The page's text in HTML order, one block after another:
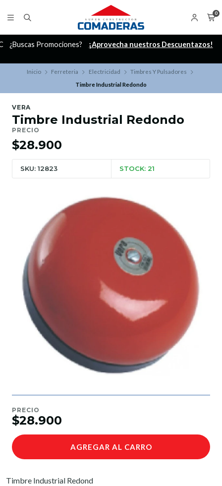
0
¿Buscas Promociones? ¡Aprovecha nuestros Descuentazos!
Inicio Ferreteria Electricidad
Timbres Y Pulsadores
Timbre Industrial Redondo
VERA
Timbre Industrial Redondo
PRECIO
$28.900
SKU: 12823 STOCK: 21
PRECIO
$28.900
AGREGAR AL CARRO
Timbre Industrial Redond